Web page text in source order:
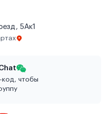
5Ак1
код, чтобы